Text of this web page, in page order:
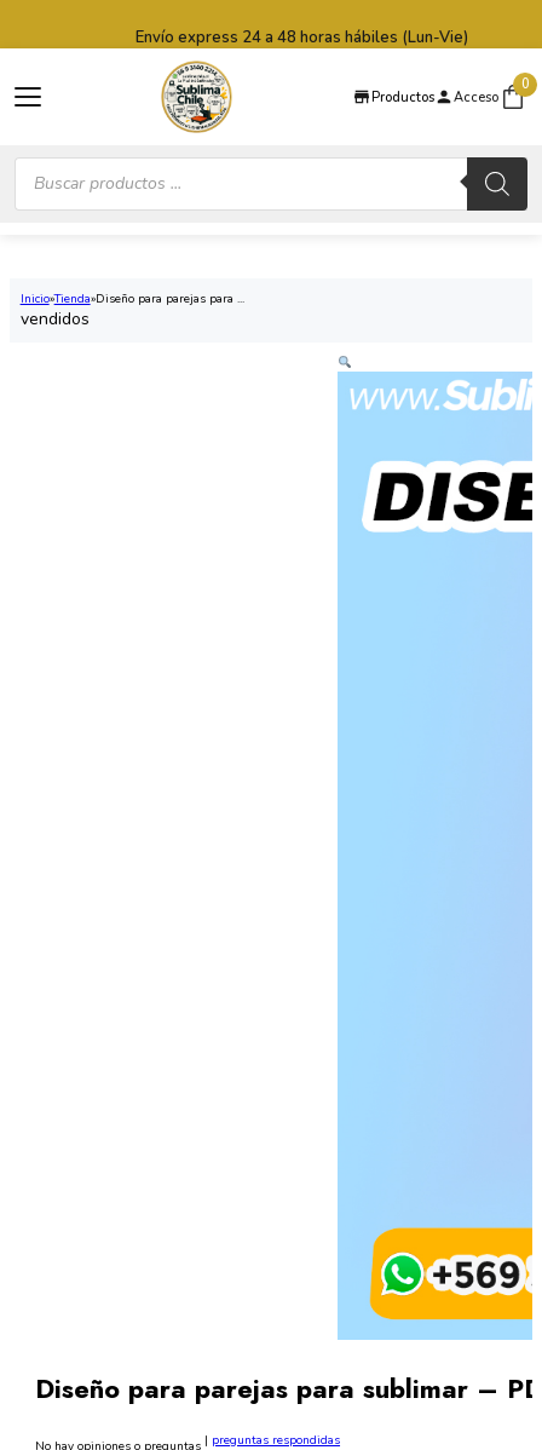
Productos Acceso
0
Búsqueda
productos
Envío express 24 a 48 horas hábiles (Lun-Vie)
Inicio Tienda Diseño para parejas para ...
vendidos
Diseño para parejas para sublimar –
No hay opiniones o preguntas | preguntas respondidas